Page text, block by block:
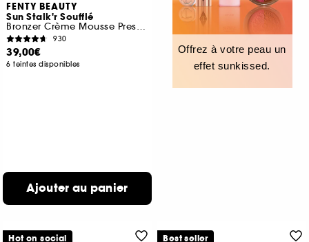
FENTY BEAUTY
Sun Stalk'r Soufflé
Bronzer Crème Mousse Pressée
930
39,00€
6 teintes disponibles
Ajouter au panier
Offrez à votre peau un
effet sunkissed.
Hot on social Best seller